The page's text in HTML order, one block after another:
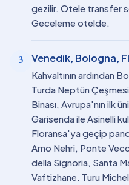
gezilir. Otele transfer
Geceleme otelde.
3 Venedik, Bologna,
Kahvaltının ardından
Turda Neptün
Binası, Avrupa'nın ilk
Garisenda ile Asinelli
Floransa'ya geçip
Arno Nehri, Ponte
della Signoria, Santa
Vaftizhane. Turu